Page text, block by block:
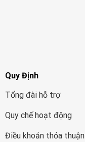
Quy Định
Tổng đài hỗ trợ
Quy chế hoạt động
Điều khoản thỏa thuận